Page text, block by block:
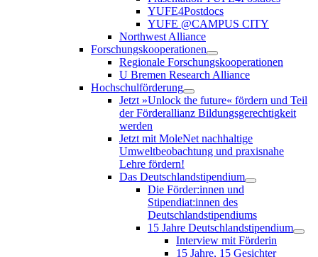
YUFE4Postdocs
YUFE @CAMPUS CITY
Northwest Alliance
Forschungskooperationen
Regionale Forschungskooperationen
U Bremen Research Alliance
Hochschulförderung
Jetzt »Unlock the future« fördern und Teil
der Förderallianz Bildungsgerechtigkeit
werden
Jetzt mit MoleNet nachhaltige
Umweltbeobachtung und praxisnahe
Lehre fördern!
Das Deutschlandstipendium
Die Förder:innen und
Stipendiat:innen des
Deutschlandstipendiums
15 Jahre Deutschlandstipendium
Interview mit Förderin
15 Jahre, 15 Gesichter